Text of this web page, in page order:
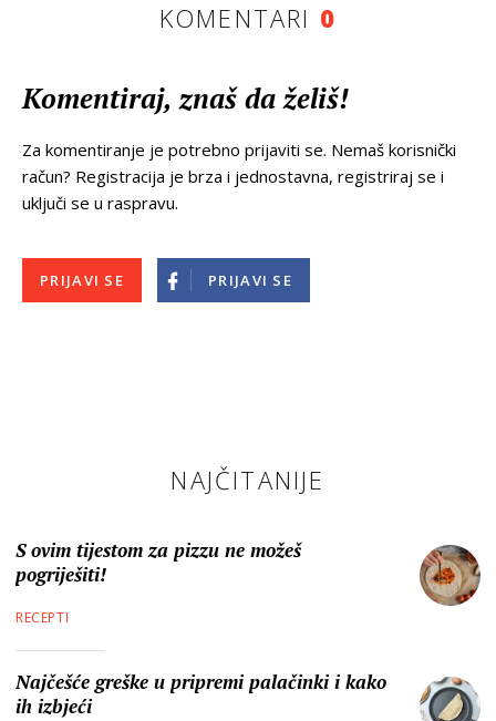
KOMENTARI 0
Komentiraj, znaš da želiš!
Za komentiranje je potrebno prijaviti se. Nemaš korisnički
račun? Registracija je brza i jednostavna, registriraj se i
uključi se u raspravu.
PRIJAVI SE PRIJAVI SE
NAJČITANIJE
S ovim tijestom za pizzu ne možeš
pogriješiti!
RECEPTI
Najčešće greške u pripremi palačinki i kako
ih izbjeći